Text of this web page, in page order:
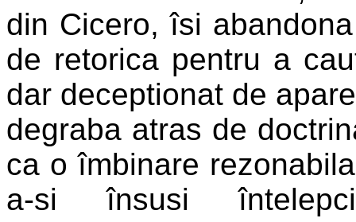
din Cicero, îsi
de retorica pentru a
dar deceptionat de
degraba atras de
ca o îmbinare
a-si însusi